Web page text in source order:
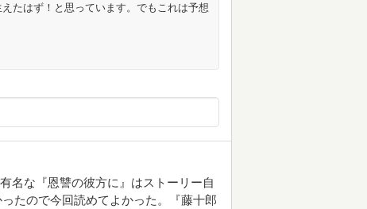
たはず！と思っています。でもこれは予想
名な『恩讐の彼方に』はストーリー自
たので今回読めてよかった。『藤十郎